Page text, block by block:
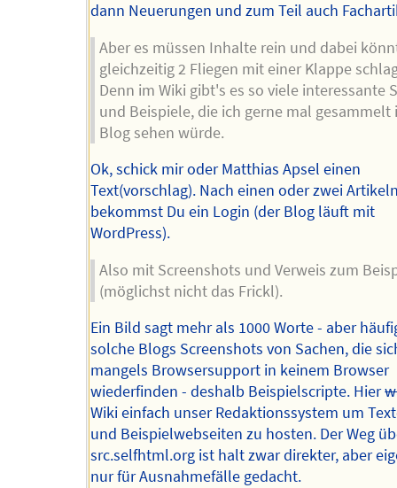
dann Neuerungen und zum Teil auch
Aber es müssen Inhalte rein und dabei
gleichzeitig 2 Fliegen mit einer Klappe
Denn im Wiki gibt's es so viele interessante
und Beispiele, die ich gerne mal gesammelt
Blog sehen würde.
Ok, schick mir oder Matthias Apsel einen
Text(vorschlag). Nach einen oder zwei
bekommst Du ein Login (der Blog läuft mit
WordPress).
Also mit Screenshots und Verweis zum
(möglichst nicht das Frickl).
Ein Bild sagt mehr als 1000 Worte - aber
solche Blogs Screenshots von Sachen, die
mangels Browsersupport in keinem Browser
wiederfinden - deshalb Beispielscripte. Hier
Wiki einfach unser Redaktionssystem um
und Beispielwebseiten zu hosten. Der Weg
src.selfhtml.org ist halt zwar direkter, aber
nur für Ausnahmefälle gedacht.